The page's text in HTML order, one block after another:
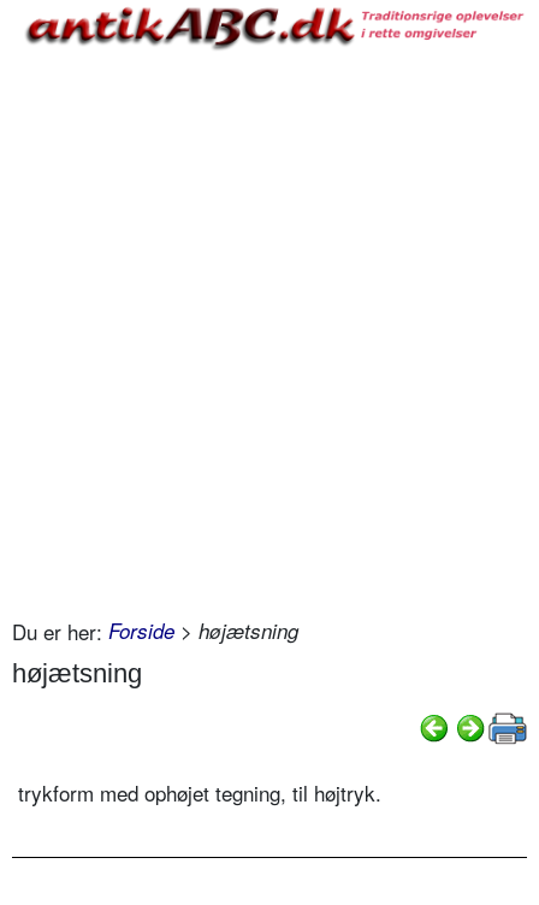
Du er her: Forside > højætsning
højætsning
trykform med ophøjet tegning, til højtryk.